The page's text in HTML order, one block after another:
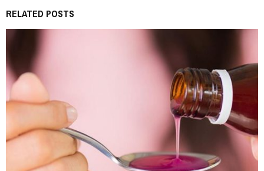
RELATED POSTS